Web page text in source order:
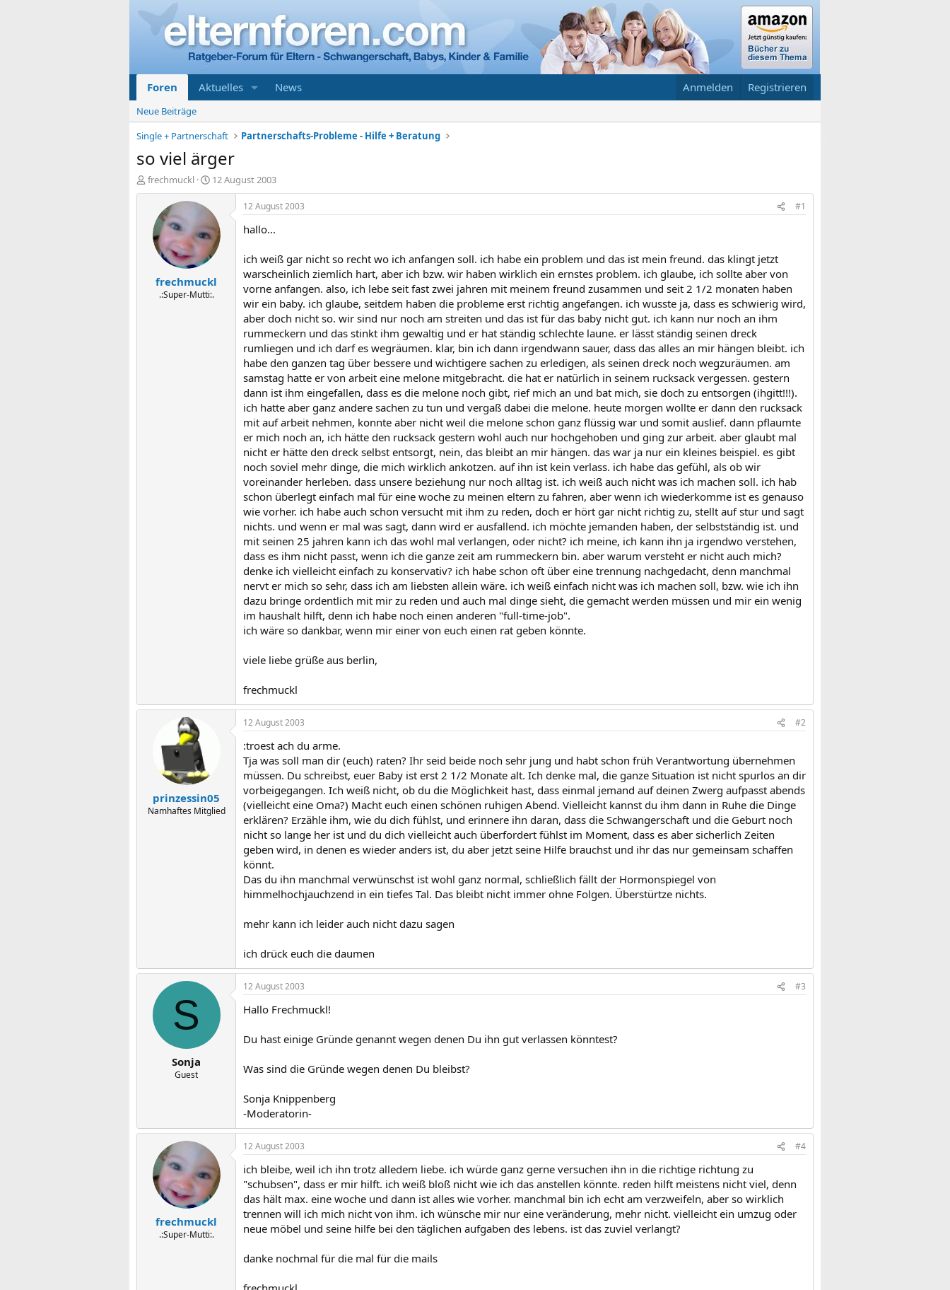
Foren Aktuelles News Anmelden Registrieren
Neue Beiträge
Single + Partnerschaft
Partnerschafts-Probleme - Hilfe + Beratung
so viel ärger
E
r
frechmuckl
E
r
t
e
l
l
a
m
12 August 2003
frechmuckl
.:Super-Mutti:.
12 August 2003 #1
hallo...
ich weiß gar nicht so recht wo ich anfangen soll. ich habe ein problem und das ist mein freund. das klingt jetzt
warscheinlich ziemlich hart, aber ich bzw. wir haben wirklich ein ernstes problem. ich glaube, ich sollte aber von
vorne anfangen. also, ich lebe seit fast zwei jahren mit meinem freund zusammen und seit 2 1/2 monaten haben
wir ein baby. ich glaube, seitdem haben die probleme erst richtig angefangen. ich wusste ja, dass es schwierig wird,
aber doch nicht so. wir sind nur noch am streiten und das ist für das baby nicht gut. ich kann nur noch an ihm
rummeckern und das stinkt ihm gewaltig und er hat ständig schlechte laune. er lässt ständig seinen dreck
rumliegen und ich darf es wegräumen. klar, bin ich dann irgendwann sauer, dass das alles an mir hängen bleibt. ich
habe den ganzen tag über bessere und wichtigere sachen zu erledigen, als seinen dreck noch wegzuräumen. am
samstag hatte er von arbeit eine melone mitgebracht. die hat er natürlich in seinem rucksack vergessen. gestern
dann ist ihm eingefallen, dass es die melone noch gibt, rief mich an und bat mich, sie doch zu entsorgen (ihgitt!!!).
ich hatte aber ganz andere sachen zu tun und vergaß dabei die melone. heute morgen wollte er dann den rucksack
mit auf arbeit nehmen, konnte aber nicht weil die melone schon ganz flüssig war und somit auslief. dann pflaumte
er mich noch an, ich hätte den rucksack gestern wohl auch nur hochgehoben und ging zur arbeit. aber glaubt mal
nicht er hätte den dreck selbst entsorgt, nein, das bleibt an mir hängen. das war ja nur ein kleines beispiel. es gibt
noch soviel mehr dinge, die mich wirklich ankotzen. auf ihn ist kein verlass. ich habe das gefühl, als ob wir
voreinander herleben. dass unsere beziehung nur noch alltag ist. ich weiß auch nicht was ich machen soll. ich hab
schon überlegt einfach mal für eine woche zu meinen eltern zu fahren, aber wenn ich wiederkomme ist es genauso
wie vorher. ich habe auch schon versucht mit ihm zu reden, doch er hört gar nicht richtig zu, stellt auf stur und sagt
nichts. und wenn er mal was sagt, dann wird er ausfallend. ich möchte jemanden haben, der selbstständig ist. und
mit seinen 25 jahren kann ich das wohl mal verlangen, oder nicht? ich meine, ich kann ihn ja irgendwo verstehen,
dass es ihm nicht passt, wenn ich die ganze zeit am rummeckern bin. aber warum versteht er nicht auch mich?
denke ich vielleicht einfach zu konservativ? ich habe schon oft über eine trennung nachgedacht, denn manchmal
nervt er mich so sehr, dass ich am liebsten allein wäre. ich weiß einfach nicht was ich machen soll, bzw. wie ich ihn
dazu bringe ordentlich mit mir zu reden und auch mal dinge sieht, die gemacht werden müssen und mir ein wenig
im haushalt hilft, denn ich habe noch einen anderen "full-time-job".
ich wäre so dankbar, wenn mir einer von euch einen rat geben könnte.
viele liebe grüße aus berlin,
frechmuckl
prinzessin05
Namhaftes Mitglied
12 August 2003 #2
:troest ach du arme.
Tja was soll man dir (euch) raten? Ihr seid beide noch sehr jung und habt schon früh Verantwortung übernehmen
müssen. Du schreibst, euer Baby ist erst 2 1/2 Monate alt. Ich denke mal, die ganze Situation ist nicht spurlos an dir
vorbeigegangen. Ich weiß nicht, ob du die Möglichkeit hast, dass einmal jemand auf deinen Zwerg aufpasst abends
(vielleicht eine Oma?) Macht euch einen schönen ruhigen Abend. Vielleicht kannst du ihm dann in Ruhe die Dinge
erklären? Erzähle ihm, wie du dich fühlst, und erinnere ihn daran, dass die Schwangerschaft und die Geburt noch
nicht so lange her ist und du dich vielleicht auch überfordert fühlst im Moment, dass es aber sicherlich Zeiten
geben wird, in denen es wieder anders ist, du aber jetzt seine Hilfe brauchst und ihr das nur gemeinsam schaffen
könnt.
Das du ihn manchmal verwünschst ist wohl ganz normal, schließlich fällt der Hormonspiegel von
himmelhochjauchzend in ein tiefes Tal. Das bleibt nicht immer ohne Folgen. Überstürtze nichts.
mehr kann ich leider auch nicht dazu sagen
ich drück euch die daumen
S
Sonja
Guest
12 August 2003 #3
Hallo Frechmuckl!
Du hast einige Gründe genannt wegen denen Du ihn gut verlassen könntest?
Was sind die Gründe wegen denen Du bleibst?
Sonja Knippenberg
-Moderatorin-
frechmuckl
.:Super-Mutti:.
12 August 2003 #4
ich bleibe, weil ich ihn trotz alledem liebe. ich würde ganz gerne versuchen ihn in die richtige richtung zu
"schubsen", dass er mir hilft. ich weiß bloß nicht wie ich das anstellen könnte. reden hilft meistens nicht viel, denn
das hält max. eine woche und dann ist alles wie vorher. manchmal bin ich echt am verzweifeln, aber so wirklich
trennen will ich mich nicht von ihm. ich wünsche mir nur eine veränderung, mehr nicht. vielleicht ein umzug oder
neue möbel und seine hilfe bei den täglichen aufgaben des lebens. ist das zuviel verlangt?
danke nochmal für die mal für die mails